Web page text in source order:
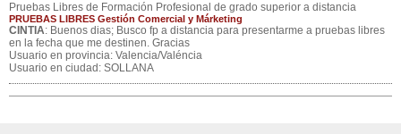
Pruebas Libres de Formación Profesional de grado superior a distancia
PRUEBAS LIBRES Gestión Comercial y Márketing
CINTIA: Buenos dias; Busco fp a distancia para presentarme a pruebas libres
en la fecha que me destinen. Gracias
Usuario en provincia: Valencia/Valéncia
Usuario en ciudad: SOLLANA